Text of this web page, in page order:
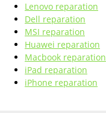
Lenovo reparation
Dell reparation
MSI reparation
Huawei reparation
Macbook reparation
iPad reparation
iPhone reparation